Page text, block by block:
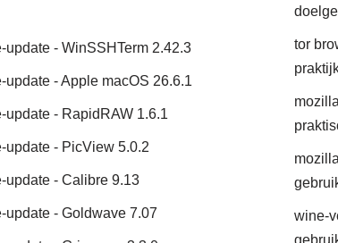
update - WinSSHTerm 2.42.3
update - Apple macOS 26.6.1
update - RapidRAW 1.6.1
update - PicView 5.0.2
update - Calibre 9.13
update - Goldwave 7.07
tor
wine-